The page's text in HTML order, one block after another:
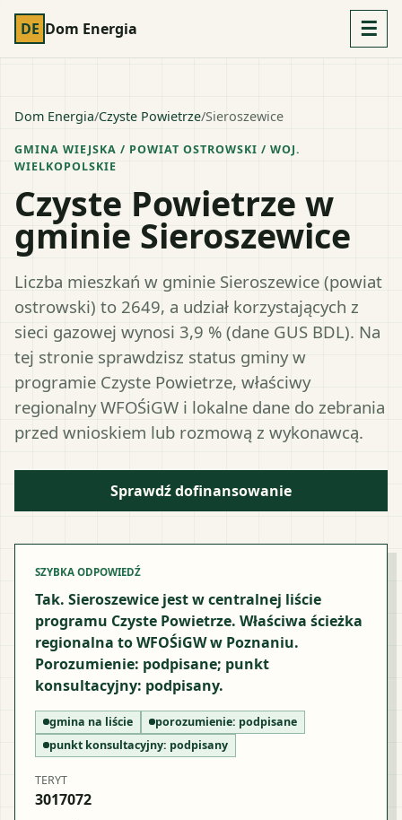
DE Dom Energia ☰
Dom Energia/Czyste Powietrze/Sieroszewice
GMINA WIEJSKA / POWIAT OSTROWSKI / WOJ.
WIELKOPOLSKIE
Czyste Powietrze w
gminie Sieroszewice
Liczba mieszkań w gminie Sieroszewice (powiat
ostrowski) to 2649, a udział korzystających z
sieci gazowej wynosi 3,9 % (dane GUS BDL). Na
tej stronie sprawdzisz status gminy w
programie Czyste Powietrze, właściwy
regionalny WFOŚiGW i lokalne dane do zebrania
przed wnioskiem lub rozmową z wykonawcą.
Sprawdź dofinansowanie
SZYBKA ODPOWIEDŹ
Tak. Sieroszewice jest w centralnej liście
programu Czyste Powietrze. Właściwa ścieżka
regionalna to WFOŚiGW w Poznaniu.
Porozumienie: podpisane; punkt
konsultacyjny: podpisany.
gmina na liście porozumienie: podpisane
punkt konsultacyjny: podpisany
TERYT
3017072